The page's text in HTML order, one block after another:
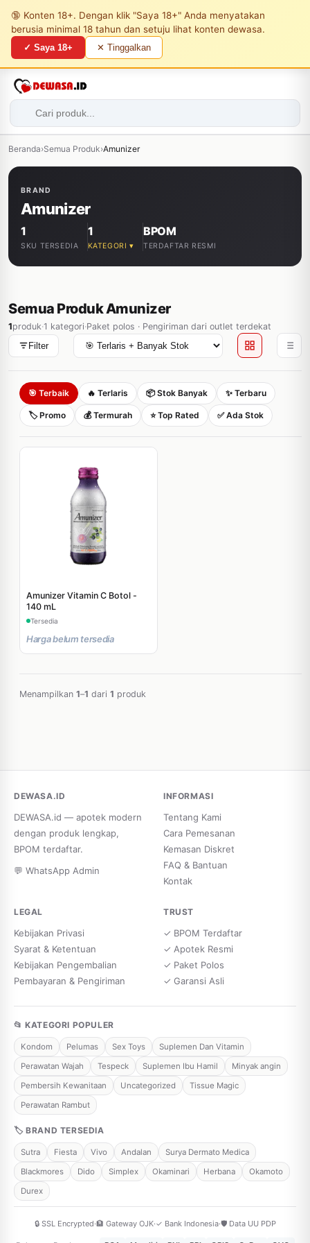
🔞 Konten 18+. Dengan klik "Saya 18+" Anda menyatakan
berusia minimal 18 tahun dan setuju lihat konten dewasa.
✓ Saya 18+ ✕ Tinggalkan
Beranda›Semua Produk›Amunizer
BRAND
Amunizer
1
SKU TERSEDIA
1
KATEGORI ▾
BPOM
TERDAFTAR RESMI
Semua Produk Amunizer
1produk·1 kategori·Paket polos · Pengiriman dari outlet terdekat
Filter
🎯 Terbaik 🔥 Terlaris 📦 Stok Banyak ✨ Terbaru
🏷️ Promo 💰 Termurah ⭐ Top Rated ✅ Ada Stok
Amunizer Vitamin C Botol -
140 mL
Tersedia
Harga belum tersedia
Menampilkan 1–1 dari 1 produk
DEWASA.ID
DEWASA.id — apotek modern
dengan produk lengkap,
BPOM terdaftar.
💬 WhatsApp Admin
INFORMASI
Tentang Kami
Cara Pemesanan
Kemasan Diskret
FAQ & Bantuan
Kontak
LEGAL
Kebijakan Privasi
Syarat & Ketentuan
Kebijakan Pengembalian
Pembayaran & Pengiriman
TRUST
✓ BPOM Terdaftar
✓ Apotek Resmi
✓ Paket Polos
✓ Garansi Asli
📂 KATEGORI POPULER
Kondom Pelumas Sex Toys
Suplemen Dan Vitamin
Perawatan Wajah
Tespeck Suplemen Ibu Hamil
Minyak angin
Pembersih Kewanitaan
Uncategorized
Tissue Magic
Perawatan Rambut
🏷 BRAND TERSEDIA
Sutra Fiesta Vivo Andalan
Surya Dermato Medica
Blackmores
Dido Simplex Okaminari Herbana
Okamoto
Durex
🔒 SSL Encrypted·🏦 Gateway OJK·✓ Bank Indonesia·🛡️ Data UU PDP